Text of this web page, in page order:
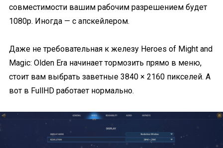
совместимости вашим рабочим разрешением будет
1080p. Иногда — с апскейлером.
Даже не требовательная к железу Heroes of Might and
Magic: Olden Era начинает тормозить прямо в меню,
стоит вам выбрать заветные 3840 × 2160 пикселей. А
вот в FullHD работает нормально.